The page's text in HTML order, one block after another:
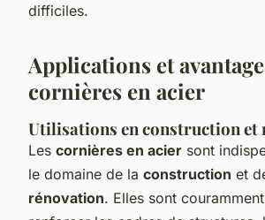
difficiles.
Applications et
cornières en acier
Utilisations en construction et
Les cornières en acier sont
le domaine de la construction et
rénovation. Elles sont